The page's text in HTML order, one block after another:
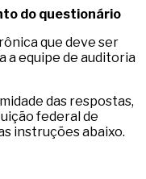
do questionário
que deve ser
a equipe de auditoria
das respostas,
federal de
instruções abaixo.